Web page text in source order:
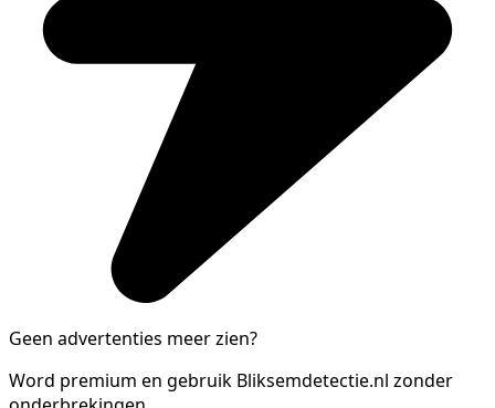
Geen advertenties meer zien?
Word premium en gebruik Bliksemdetectie.nl zonder